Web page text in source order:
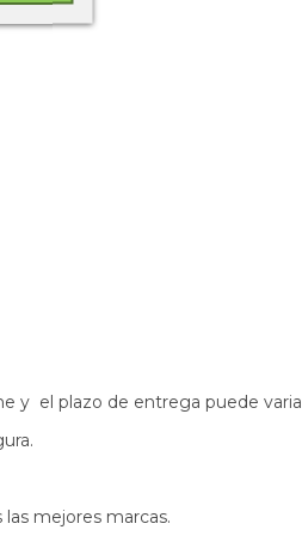
y el plazo de entrega puede
mejores marcas.